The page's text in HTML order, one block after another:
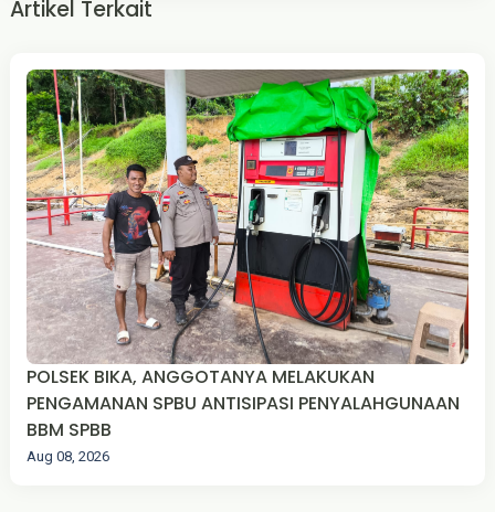
Artikel Terkait
POLSEK BIKA, ANGGOTANYA MELAKUKAN
PENGAMANAN SPBU ANTISIPASI PENYALAHGUNAAN
BBM SPBB
Aug 08, 2026